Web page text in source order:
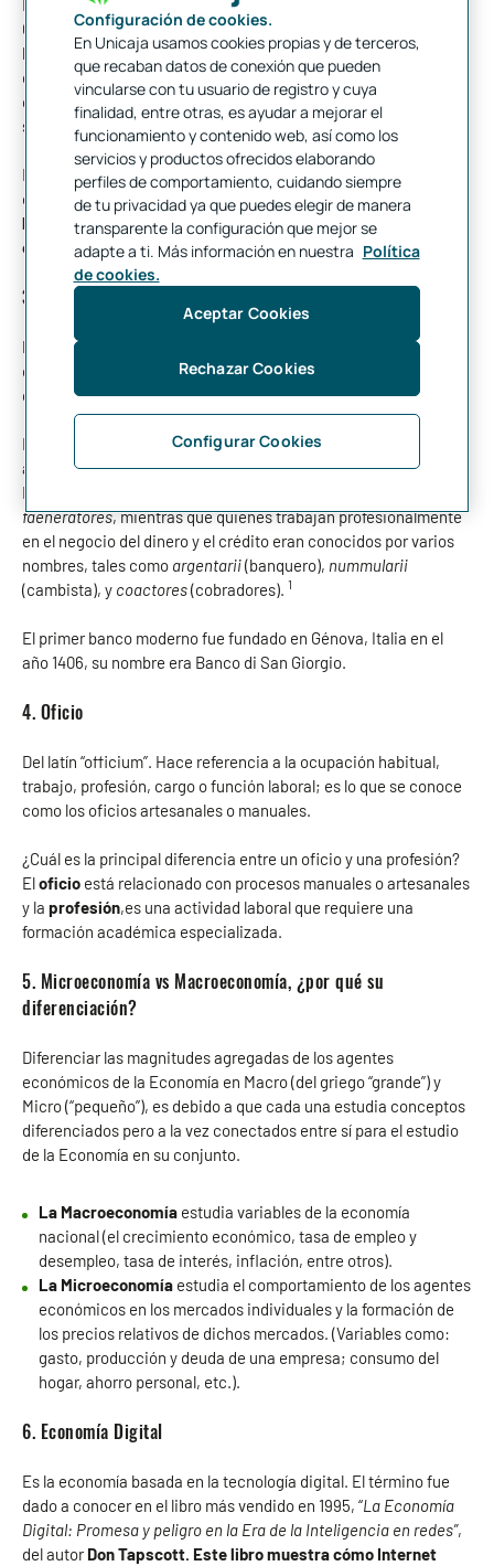
del dinero fiduciario se sitúa en la China del siglo XI.
Con la aparición del papel moneda surgieron los primeros
billetes certificados, cuyo valor era equivalente a una cantidad
determinada de oro que estaba depositada en los bancos. Es lo
que se conoce con la denominación depatrón oro . Este
sistema dejó de existir el
15 de agosto de 1971.
El dinero fiduciario es el tipo de dinero más usado y aceptado
en países de todo el mundo. De hecho, las tarjetas de crédito,
los pagarés o las transferencias internacionales son
ejemplos de dinero fiduciario.
3. Banco
Proviene de la palabra italiana
, "escritorio", utilizada
durante el Renacimiento por los banqueros judíos florentinos
quienes hacían sus transacciones sobre una mesa.
Los bancos en la época romana realizaban la mayoría de las
actividades bancarias por particulares y no por instituciones.
Las grandes inversiones fueron financiadas por los
faeneratores, mientras que quienes trabajan profesionalmente
en el negocio del dinero y el crédito eran conocidos por varios
nombres, tales como argentarii(banquero), nummularii
(cambista), y coactores(cobradores). 1
El primer banco moderno fue fundado en Génova, Italia en el
año 1406, su nombre era Banco di San Giorgio.
4. Oficio
Del latín “officium”. Hace referencia a la ocupación habitual,
trabajo, profesión, cargo o función laboral; es lo que se conoce
como los oficios artesanales o manuales.
¿Cuál es la principal diferencia entre un oficio y una profesión?
Eloficio está relacionado con procesos manuales o artesanales
y la profesión,es una actividad laboral que requiere una
formación académica especializada.
5. Microeconomía vs Macroeconomía, ¿por qué su
diferenciación?
Diferenciar las magnitudes agregadas de los agentes
económicos de la Economía en Macro (del griego “grande”) y
Micro (“pequeño”), es debido a que cada una estudia conceptos
diferenciados pero a la vez conectados entre sí para el estudio
de la Economía en su conjunto.
La Macroeconomía estudia variables de la economía
nacional (el crecimiento económico, tasa de empleo y
desempleo, tasa de interés, inflación, entre otros).
La Microeconomía estudia el comportamiento de los agentes
económicos en los mercados individuales y la formación de
los precios relativos de dichos mercados. (Variables como:
gasto, producción y deuda de una empresa; consumo del
hogar, ahorro personal, etc.).
6. Economía Digital
Es la economía basada en la tecnología digital. El término fue
dado a conocer en el libro más vendido en 1995, “La Economía
Digital: Promesa y peligro en la Era de la Inteligencia en redes”,
del autorDon Tapscott. Este libro muestra cómo Internet
Configuración de cookies.
En Unicaja usamos cookies propias y de terceros,
que recaban datos de conexión que pueden
vincularse con tu usuario de registro y cuya
finalidad, entre otras, es ayudar a mejorar el
funcionamiento y contenido web, así como los
servicios y productos ofrecidos elaborando
perfiles de comportamiento, cuidando siempre
de tu privacidad ya que puedes elegir de manera
transparente la configuración que mejor se
adapte a ti. Más información en nuestra Política
de cookies.
Configurar Cookies
Rechazar Cookies
Aceptar Cookies